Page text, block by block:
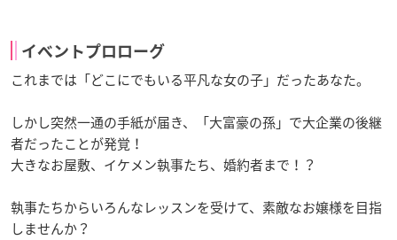
イベントプロローグ
これまでは「どこにでもいる平凡な女の子」だったあなた。
しかし突然一通の手紙が届き、「大富豪の孫」で大企業の後継
者だったことが発覚！
大きなお屋敷、イケメン執事たち、婚約者まで！？
執事たちからいろんなレッスンを受けて、素敵なお嬢様を目指
しませんか？